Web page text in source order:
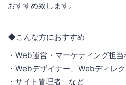
おすすめ致します。
◆こんな方におすすめ
・Web運営・マーケティング担当
・Webデザイナー、Webディレ
・サイト管理者 など